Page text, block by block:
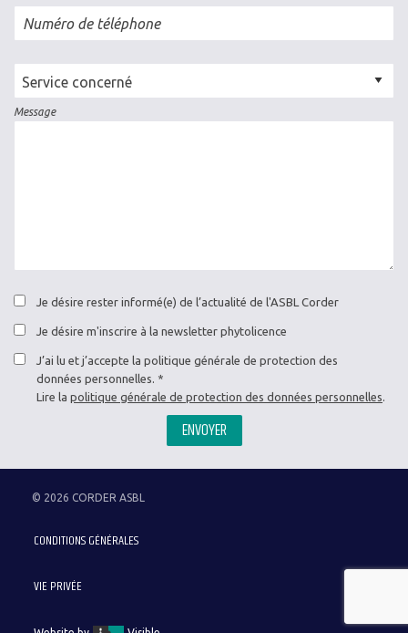
Numéro de téléphone
Cellule
concernée
Message
Je désire rester informé(e) de l’actualité de l'ASBL Corder
Je désire m'inscrire à la newsletter phytolicence
J’ai lu et j’accepte la politique générale de protection des
données personnelles.
Lire la politique générale de protection des données personnelles.
ENVOYER
© 2026 CORDER ASBL
Menu
Pied
page
CONDITIONS GÉNÉRALES
VIE PRIVÉE